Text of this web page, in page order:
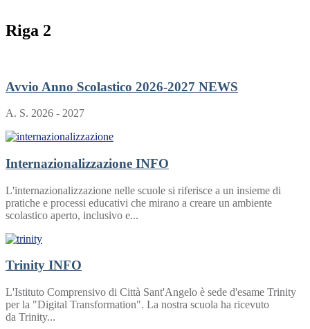
Riga 2
Avvio Anno Scolastico 2026-2027 NEWS
A. S. 2026 - 2027
Internazionalizzazione INFO
L'internazionalizzazione nelle scuole si riferisce a un insieme di
pratiche e processi educativi che mirano a creare un ambiente
scolastico aperto, inclusivo e...
Trinity INFO
L'Istituto Comprensivo di Città Sant'Angelo è sede d'esame Trinity
per la "Digital Transformation". La nostra scuola ha ricevuto
da Trinity...